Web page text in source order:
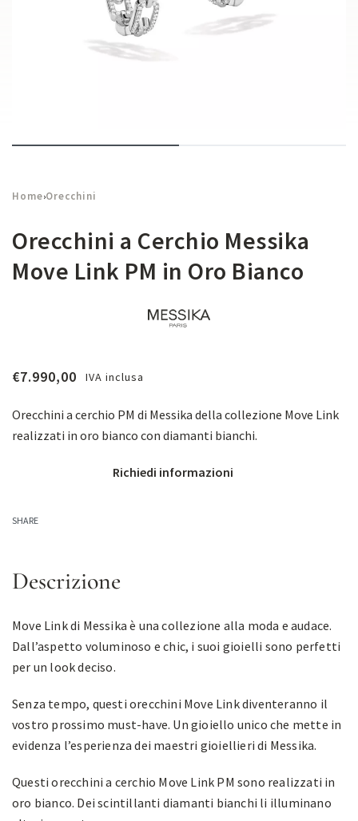
Home›Orecchini
Orecchini a Cerchio Messika
Move Link PM in Oro Bianco
€7.990,00 IVA inclusa
Orecchini a cerchio PM di Messika della collezione Move Link
realizzati in oro bianco con diamanti bianchi.
Richiedi informazioni
SHARE
Descrizione
Move Link di Messika è una collezione alla moda e audace.
Dall’aspetto voluminoso e chic, i suoi gioielli sono perfetti
per un look deciso.
Senza tempo, questi orecchini Move Link diventeranno il
vostro prossimo must-have. Un gioiello unico che mette in
evidenza l’esperienza dei maestri gioiellieri di Messika.
Questi orecchini a cerchio Move Link PM sono realizzati in
oro bianco. Dei scintillanti diamanti bianchi li illuminano